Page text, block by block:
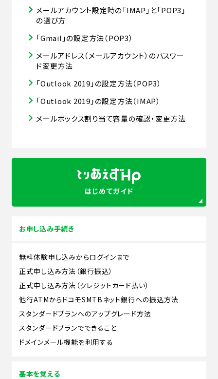
メールアカウント設定時の「IMAP」と「POP3」
の選び方
「Gmail」の設定方法（POP3）
メールアドレス（メールアカウント）のパスワー
ド変更方法
「Outlook 2019」の設定方法（POP3）
「Outlook 2019」の設定方法（IMAP）
メールボックス割り当て容量の確認・変更方法
はじめてガイド
お申し込み手続き
無料体験申し込みからログインまで
正式申し込み方法（銀行振込）
正式申し込み方法（クレジットカード払い）
他行ATMからドコモSMTBネット銀行への振込方法
スタンダードプランへのアップグレード方法
スタンダードプランでできること
ドメインメール機能を利用する
基本を覚える